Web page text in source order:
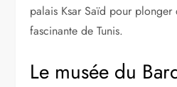
palais Ksar Saïd pour plonger
fascinante de Tunis.
Le musée du